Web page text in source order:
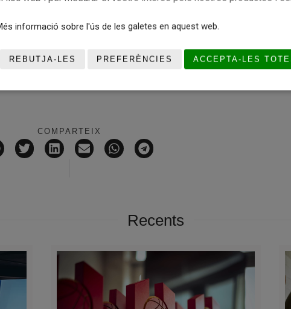
(Rambla Guipúscoa, 27, planta baixa – Barcelona)
82 – Girona)
entresol – Lleida)
– Tarragona)
que la sort us acompanyi!
COMPARTEIX
Recents
informació sobre l'ús de les galetes en aquest web.
REBUTJA-LES PREFERÈNCIES ACCEPTA-LES